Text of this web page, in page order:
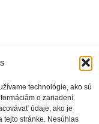
technológie, ako sú
o zariadení.
údaje, ako je
tejto stránke. Nesúhlas